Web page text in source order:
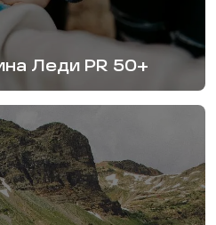
Леди PR 50+